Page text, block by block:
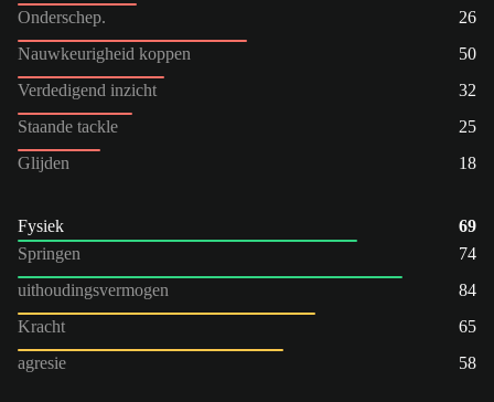
Onderschep.
26
Nauwkeurigheid koppen
50
Verdedigend inzicht
32
Staande tackle
25
Glijden
18
Fysiek
69
Springen
74
uithoudingsvermogen
84
Kracht
65
agresie
58